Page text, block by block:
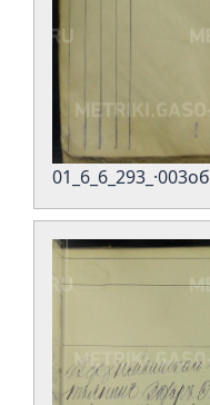
01_6_6_293_·003об